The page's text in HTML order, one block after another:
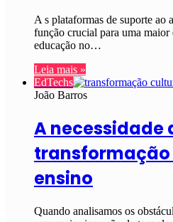
A s plataformas de suporte ao
função crucial para uma maior
educação no…
Leia mais »
EdTechs
João Barros
A necessidade
ensino
Quando analisamos os